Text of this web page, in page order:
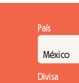
País
Divisa